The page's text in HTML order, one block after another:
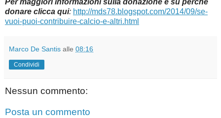
donare clicca qui: http://mds78.blogspot.com/2014/09/se-
vuoi-puoi-contribuire-calcio-e-altri.html
Marco De Santis alle 08:16
Condividi
Nessun commento:
Posta un commento